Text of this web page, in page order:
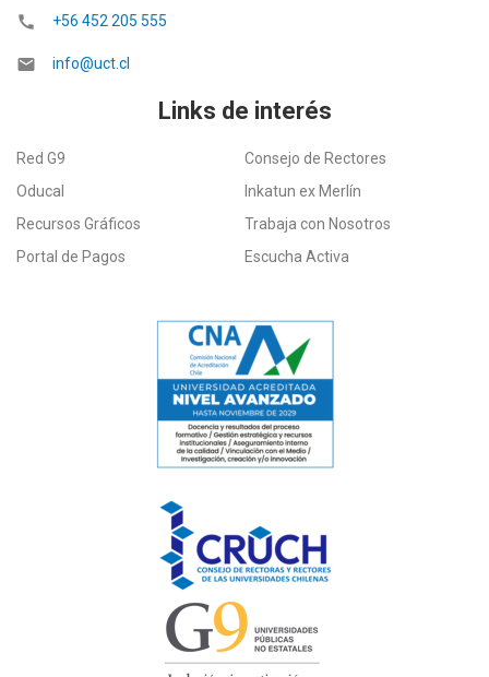
call +56 452 205 555
email info@uct.cl
Links de interés
Red G9
Consejo de Rectores
Oducal
Inkatun ex Merlín
Recursos Gráficos
Trabaja con Nosotros
Portal de Pagos
Escucha Activa